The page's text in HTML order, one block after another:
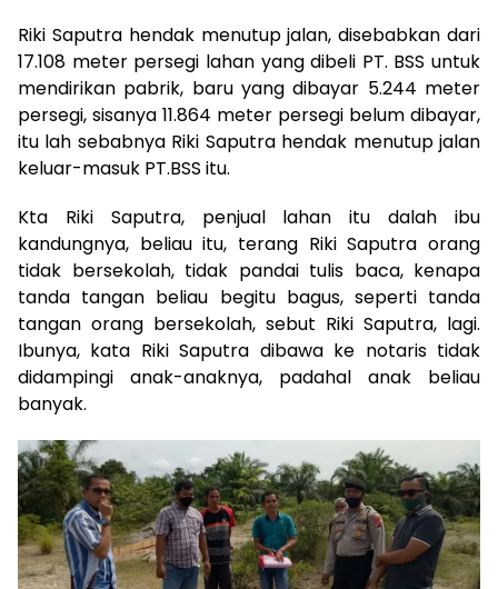
Riki Saputra hendak menutup jalan, disebabkan dari
17.108 meter persegi lahan yang dibeli PT. BSS untuk
mendirikan pabrik, baru yang dibayar 5.244 meter
persegi, sisanya 11.864 meter persegi belum dibayar,
itu lah sebabnya Riki Saputra hendak menutup jalan
keluar-masuk PT.BSS itu.
Kta Riki Saputra, penjual lahan itu dalah ibu
kandungnya, beliau itu, terang Riki Saputra orang
tidak bersekolah, tidak pandai tulis baca, kenapa
tanda tangan beliau begitu bagus, seperti tanda
tangan orang bersekolah, sebut Riki Saputra, lagi.
Ibunya, kata Riki Saputra dibawa ke notaris tidak
didampingi anak-anaknya, padahal anak beliau
banyak.